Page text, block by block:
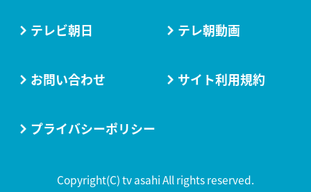
テレビ朝日 テレ朝動画
お問い合わせ サイト利用規約
プライバシーポリシー
Copyright(C) tv asahi All rights reserved.